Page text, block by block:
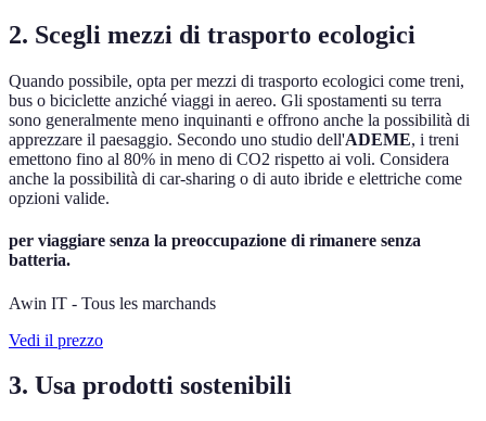
2. Scegli mezzi di trasporto ecologici
Quando possibile, opta per mezzi di trasporto ecologici come treni,
bus o biciclette anziché viaggi in aereo. Gli spostamenti su terra
sono generalmente meno inquinanti e offrono anche la possibilità di
apprezzare il paesaggio. Secondo uno studio dell'ADEME, i treni
emettono fino al 80% in meno di CO2 rispetto ai voli. Considera
anche la possibilità di car-sharing o di auto ibride e elettriche come
opzioni valide.
per viaggiare senza la preoccupazione di rimanere senza
batteria.
Awin IT - Tous les marchands
Vedi il prezzo
3. Usa prodotti sostenibili